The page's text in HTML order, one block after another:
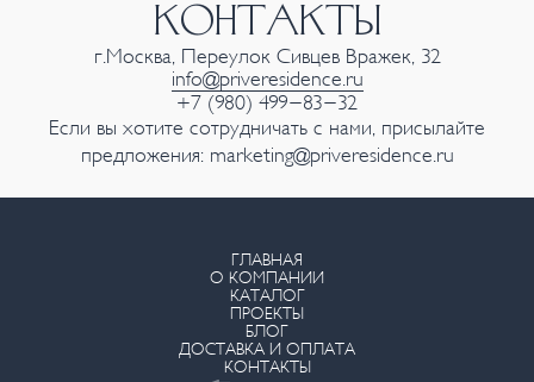
КОНТАКТЫ
г.Москва, Переулок Сивцев Вражек, 32
info@priveresidence.ru
+7 (980) 499-83-32
Если вы хотите сотрудничать с нами, присылайте
предложения: marketing@priveresidence.ru
ГЛАВНАЯ
О КОМПАНИИ
КАТАЛОГ
ПРОЕКТЫ
БЛОГ
ДОСТАВКА И ОПЛАТА
КОНТАКТЫ